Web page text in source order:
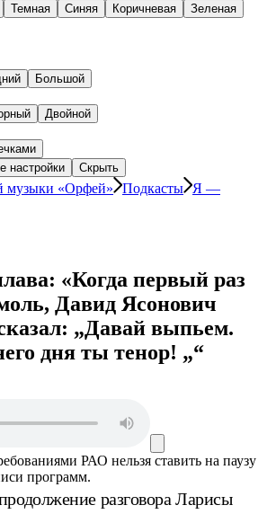
Темная Синяя Коричневая Зеленая
Большой
Двойной
настройки
Скрыть
музыки «Орфей» Подкасты
Я —
«Когда первый раз
Давид Ясонович
„Давай выпьем.
дня ты тенор! „“
РАО нельзя ставить на паузу
программ.
разговора Ларисы